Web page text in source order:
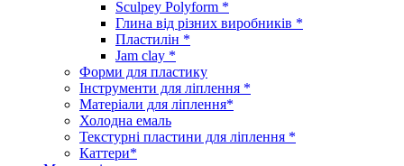
Sculpey Polyform *
Глина від різних виробників *
Пластилін *
Jam clay *
Форми для пластику
Інструменти для ліплення *
Матеріали для ліплення*
Холодна емаль
Текстурні пластини для ліплення *
Каттери*